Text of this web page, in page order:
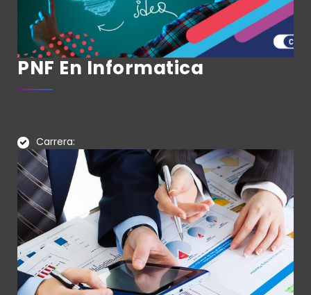
PNF En Informatica
Carrera: